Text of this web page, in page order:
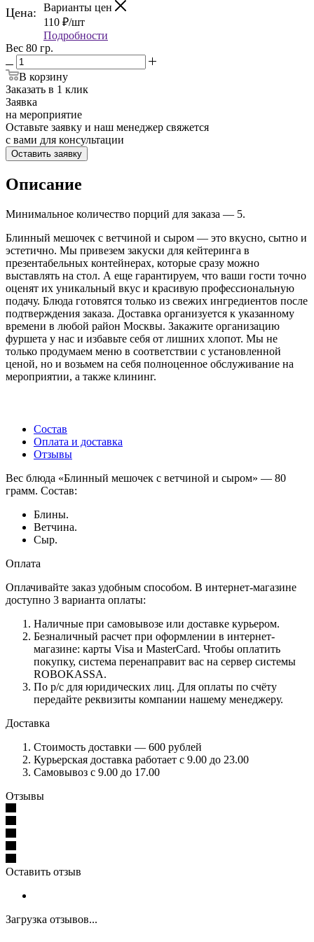
Цена:
Варианты цен
110 ₽/шт
Подробности
Вес 80 гр.
В корзину
Заказать в 1 клик
Заявка
на мероприятие
Оставьте заявку и наш менеджер свяжется
с вами для консультации
Оставить заявку
Описание
Минимальное количество порций для заказа — 5.
Блинный мешочек с ветчиной и сыром — это вкусно, сытно и
эстетично. Мы привезем закуски для кейтеринга в
презентабельных контейнерах, которые сразу можно
выставлять на стол. А еще гарантируем, что ваши гости точно
оценят их уникальный вкус и красивую профессиональную
подачу. Блюда готовятся только из свежих ингредиентов после
подтверждения заказа. Доставка организуется к указанному
времени в любой район Москвы. Закажите организацию
фуршета у нас и избавьте себя от лишних хлопот. Мы не
только продумаем меню в соответствии с установленной
ценой, но и возьмем на себя полноценное обслуживание на
мероприятии, а также клининг.
Состав
Оплата и доставка
Отзывы
Вес блюда «Блинный мешочек с ветчиной и сыром» — 80
грамм. Состав:
Блины.
Ветчина.
Сыр.
Оплата
Оплачивайте заказ удобным способом. В интернет-магазине
доступно 3 варианта оплаты:
Наличные при самовывозе или доставке курьером.
Безналичный расчет при оформлении в интернет-
магазине: карты Visa и MasterCard. Чтобы оплатить
покупку, система перенаправит вас на сервер системы
ROBOKASSA.
По р/c для юридических лиц. Для оплаты по счёту
передайте реквизиты компании нашему менеджеру.
Доставка
Стоимость доставки — 600 рублей
Курьерская доставка работает с 9.00 до 23.00
Самовывоз с 9.00 до 17.00
Отзывы
Оставить отзыв
Загрузка отзывов...